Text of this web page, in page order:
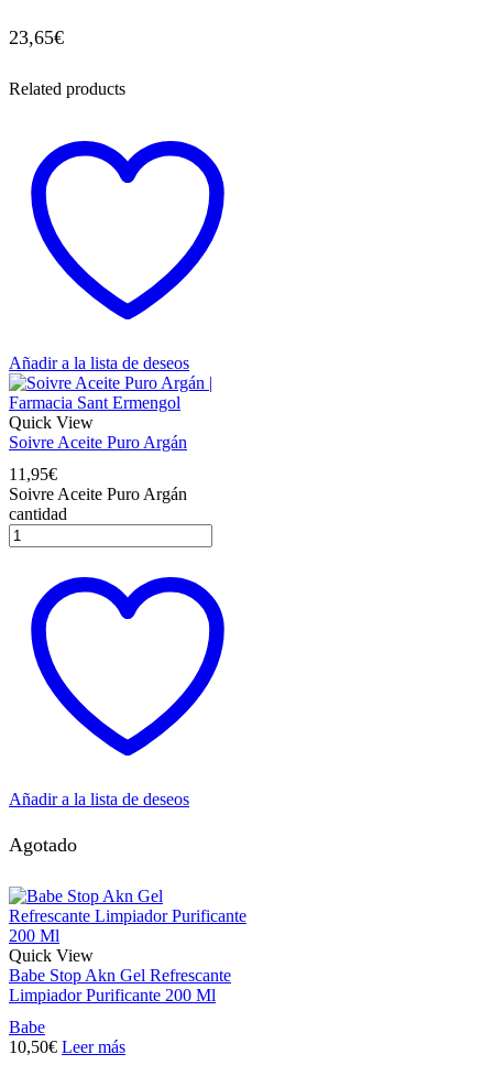
23,65€
Related products
Añadir a la lista de deseos
Quick View
Soivre Aceite Puro Argán
11,95€
Soivre Aceite Puro Argán
cantidad
Añadir a la lista de deseos
Agotado
Quick View
Babe Stop Akn Gel Refrescante
Limpiador Purificante 200 Ml
Babe
10,50€ Leer más